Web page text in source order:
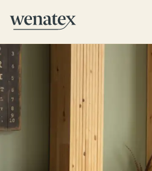
Wenatex Schlafberatung
Individuelle Produktberatung